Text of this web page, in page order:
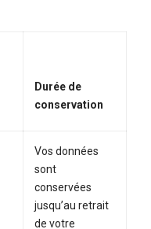
Durée de
conservation
Vos données
sont
conservées
jusqu’au retrait
de votre